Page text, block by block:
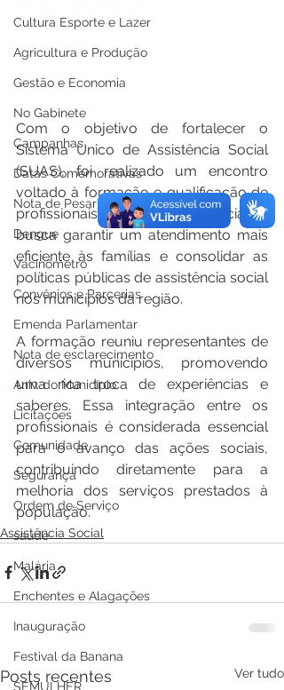
Cultura Esporte e Lazer
Agricultura e Produção
Gestão e Economia
No Gabinete
Campanhas
Datas Comemorativas
Nota de Pesar
Dengue
Vacinômetro
Convênios e Parcerias
Emenda Parlamentar
Nota de esclarecimento
Aniv. do Município
Licitações
Comunidade
Segurança
Ordem de Serviço
saúde
Malária
Enchentes e Alagações
Inauguração
Festival da Banana
SEMULHER
Com o objetivo de fortalecer o
Sistema Único de Assistência Social
(SUAS), foi realizado um encontro
voltado à formação e qualificação de
profissionais da área. A iniciativa
busca garantir um atendimento mais
eficiente às famílias e consolidar as
políticas públicas de assistência social
nos municípios da região.
A formação reuniu representantes de
diversos municípios, promovendo
uma rica troca de experiências e
saberes. Essa integração entre os
profissionais é considerada essencial
para o avanço das ações sociais,
contribuindo diretamente para a
melhoria dos serviços prestados à
população.
Assistência Social
Posts recentes Ver tudo